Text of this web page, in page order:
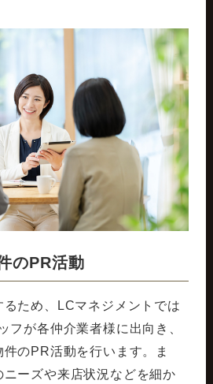
のPR活動
ため、LCマネジメントでは
フが各仲介業者様に出向き、
のPR活動を行います。ま
ーズや来店状況などを細か